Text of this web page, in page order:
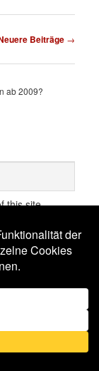
Beiträge →
ab 2009?
this site